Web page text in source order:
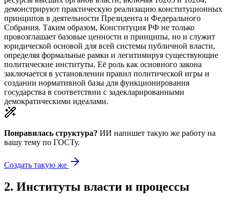
демонстрируют практическую реализацию конституционных
принципов в деятельности Президента и Федерального
Собрания. Таким образом, Конституция РФ не только
провозглашает базовые ценности и принципы, но и служит
юридической основой для всей системы публичной власти,
определяя формальные рамки и легитимируя существующие
политические институты. Её роль как основного закона
заключается в установлении правил политической игры и
создании нормативной базы для функционирования
государства в соответствии с задекларированными
демократическими идеалами.
Понравилась структура? ИИ напишет такую же работу на
вашу тему по ГОСТу.
Создать такую же
2. Институты власти и процессы